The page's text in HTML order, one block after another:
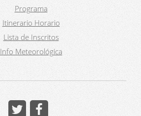
Programa
Itinerario Horario
Lista de Inscritos
Info Meteorológica